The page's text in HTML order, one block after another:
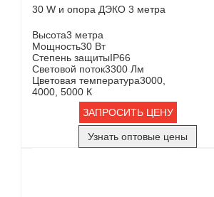
30 W и опора ДЭКО 3 метра
Высота3 метра
Мощность30 Вт
Степень защитыIP66
Световой поток3300 Лм
Цветовая температура3000,
4000, 5000 К
ЗАПРОСИТЬ ЦЕНУ
Узнать оптовые цены